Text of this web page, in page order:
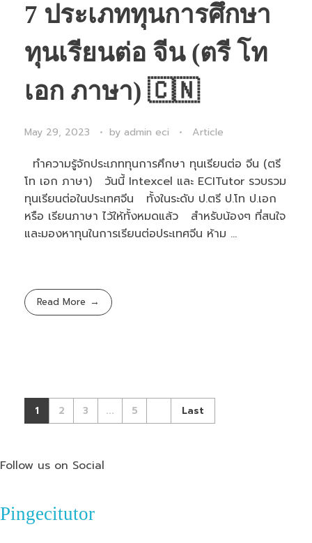
7 ประเภททุนการศึกษา
ทุนเรียนต่อ จีน (ตรี โท
เอก ภาษา) 🇨🇳
May 29, 2023 by admin eci Article
ทำความรู้จักประเภททุนการศึกษา ทุนเรียนต่อ จีน (ตรี
โท เอก ภาษา) วันนี้ Intexcel และ ECITutor รวบรวม
ทุนเรียนต่อในประเทศจีน ทั้งในระดับ ป.ตรี ป.โท ป.เอก
หรือ เรียนภาษา ไว้ให้ทั้งหมดแล้ว สำหรับน้องๆ ที่สนใจ
และมองหาทุนในการเรียนต่อประเทศจีน ห้าม ...
Read More
1 2 3 ... 5 Last
Follow us on Social
Pingecitutor